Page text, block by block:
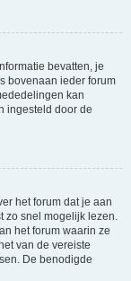
bevatten, je
bovenaan ieder forum
kan
ingesteld door de
het forum dat je aan
zo snel mogelijk lezen.
het forum waarin ze
van de vereiste
De benodigde